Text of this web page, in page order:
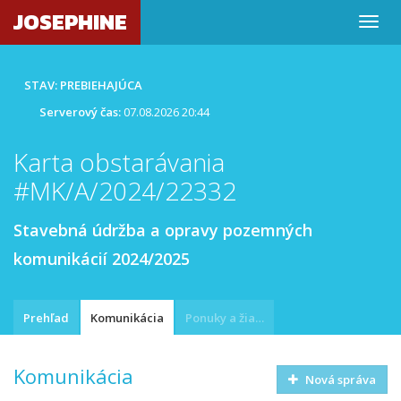
JOSEPHINE
STAV: PREBIEHAJÚCA
Serverový čas:07.08.2026 20:44
Karta obstarávania
#MK/A/2024/22332
Stavebná údržba a opravy pozemných
komunikácií 2024/2025
Prehľad Komunikácia Ponuky a žiadosti
Komunikácia Nová správa